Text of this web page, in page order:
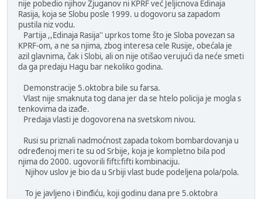
nije pobedio njihov Zjuganov ni KPRF već Jeljicnova Edinaja
Rasija, koja se Slobu posle 1999. u dogovoru sa zapadom
pustila niz vodu.
Partija ,,Edinaja Rasija'' uprkos tome što je Sloba povezan sa
KPRF-om, a ne sa njima, zbog interesa cele Rusije, obećala je
azil glavnima, čak i Slobi, ali on nije otišao verujući da neće smeti
da ga predaju Hagu bar nekoliko godina.
Demonstracije 5.oktobra bile su farsa.
Vlast nije smaknuta tog dana jer da se htelo policija je mogla s
tenkovima da izađe.
Predaja vlasti je dogovorena na svetskom nivou.
Rusi su priznali nadmoćnost zapada tokom bombardovanja u
određenoj meri te su od Srbije, koja je kompletno bila pod
njima do 2000. ugovorili fifti:fifti kombinaciju.
Njihov uslov je bio da u Srbiji vlast bude podeljena pola/pola.
To je javljeno i Đinđiću, koji godinu dana pre 5.oktobra